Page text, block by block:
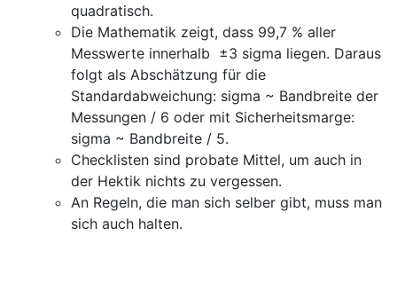
quadratisch.
Die Mathematik zeigt, dass 99,7 % aller
Messwerte innerhalb ±3 sigma liegen. Daraus
folgt als Abschätzung für die
Standardabweichung: sigma ~ Bandbreite der
Messungen / 6 oder mit Sicherheitsmarge:
sigma ~ Bandbreite / 5.
Checklisten sind probate Mittel, um auch in
der Hektik nichts zu vergessen.
An Regeln, die man sich selber gibt, muss man
sich auch halten.